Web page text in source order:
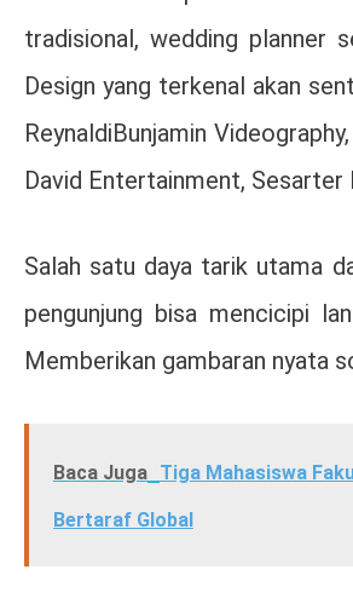
tradisional, wedding planner
Design yang terkenal akan
ReynaldiBunjamin
David Entertainment,
Salah satu daya tarik utama
pengunjung bisa mencicipi
Memberikan gambaran nyata
Baca Juga Tiga Mahasiswa
Bertaraf Global